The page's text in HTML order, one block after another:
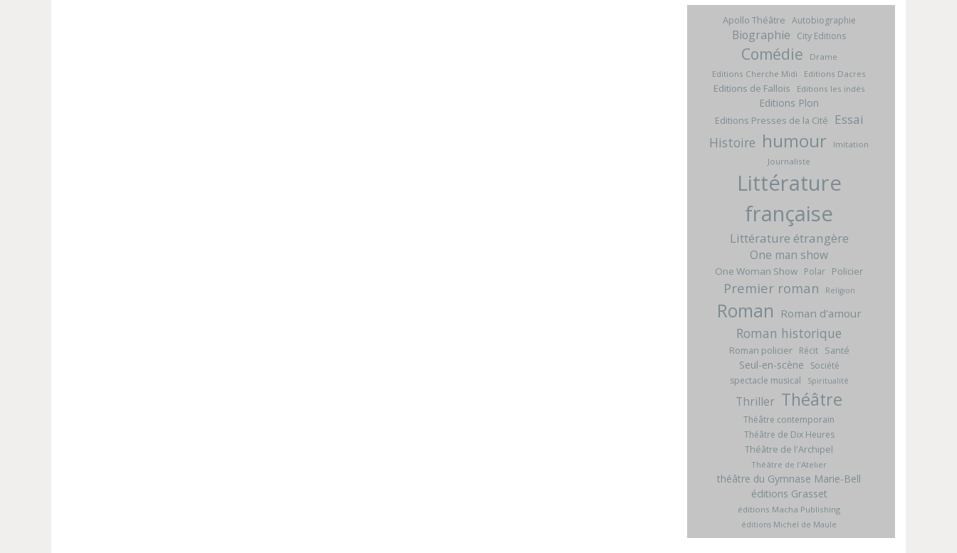
Apollo Théâtre Autobiographie
Biographie City Editions
Comédie
Drame
Editions Cherche Midi
Editions Dacres
Editions de Fallois Editions les indés
Editions Plon
Editions Presses de la Cité Essai
Histoire humour
Imitation
Journaliste
Littérature
française
Littérature étrangère
One man show
One Woman Show Polar Policier
Premier roman Religion
Roman Roman d'amour
Roman historique
Roman policier Récit Santé
Seul-en-scène
Société
spectacle musical
Spiritualité
Thriller Théâtre
Théâtre contemporain
Théâtre de Dix Heures
Théâtre de l'Archipel
Théâtre de l'Atelier
théâtre du Gymnase Marie-Bell
éditions Grasset
éditions Macha Publishing
éditions Michel de Maule